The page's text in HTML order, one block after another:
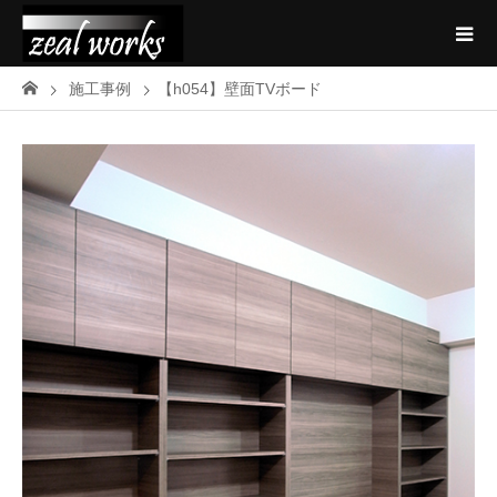
施工事例 【h054】壁面TVボード